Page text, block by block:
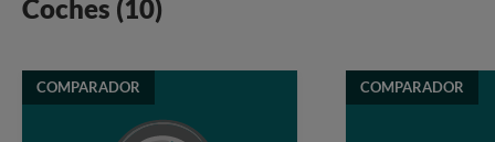
Coches (10)
COMPARADOR COMPARADOR